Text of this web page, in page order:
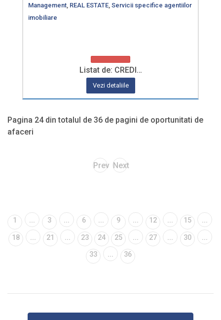
Management REAL ESTATE Servicii specifice agentiilor
imobiliare
Listat de: CREDI…
Vezi detaliile
Pagina 24 din totalul de 36 de pagini de oportunitati de
afaceri
Prev Next
1 ... 3 ... 6 ... 9 ... 12 ... 15 ...
18 ... 21 ... 23 24 25 ... 27 ... 30 ...
33 ... 36